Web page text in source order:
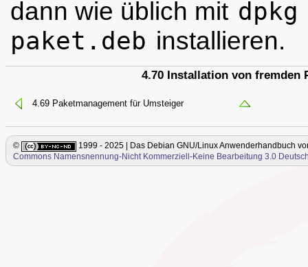
dann wie üblich mit
paket.deb installieren.
4.70 Installation von fremden
4.69 Paketmanagement für Umsteiger
© 1999 - 2025 | Das Debian GNU/Linux Anwenderhandbuch
Commons Namensnennung-Nicht Kommerziell-Keine Bearbeitung 3.0